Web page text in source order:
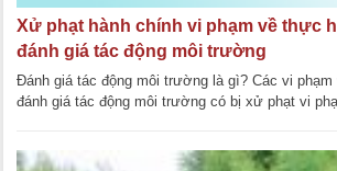
Xử phạt hành chính vi phạm về thực
đánh giá tác động môi trường
Đánh giá tác động môi trường là gì? Các vi
đánh giá tác động môi trường có bị xử phạt vi